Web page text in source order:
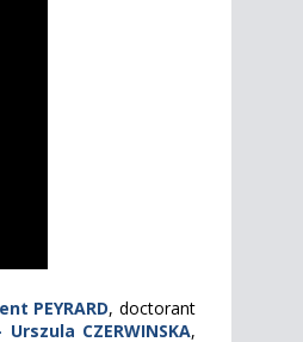
PEYRARD, doctorant
CZERWINSKA,